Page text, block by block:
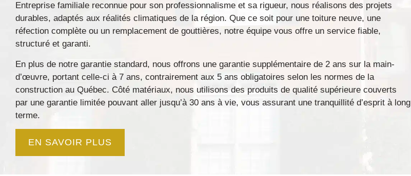
Entreprise familiale reconnue pour son professionnalisme et sa rigueur, nous réalisons des projets
durables, adaptés aux réalités climatiques de la région. Que ce soit pour une toiture neuve, une
réfection complète ou un remplacement de gouttières, notre équipe vous offre un service fiable,
structuré et garanti.
En plus de notre garantie standard, nous offrons une garantie supplémentaire de 2 ans sur la main-
d’œuvre, portant celle-ci à 7 ans, contrairement aux 5 ans obligatoires selon les normes de la
construction au Québec. Côté matériaux, nous utilisons des produits de qualité supérieure couverts
par une garantie limitée pouvant aller jusqu’à 30 ans à vie, vous assurant une tranquillité d’esprit à long
terme.
EN SAVOIR PLUS